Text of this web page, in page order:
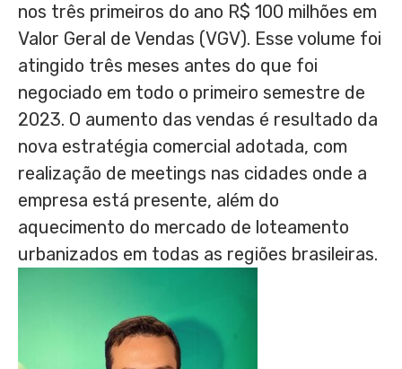
nos três primeiros do ano R$ 100 milhões em
Valor Geral de Vendas (VGV). Esse volume foi
atingido três meses antes do que foi
negociado em todo o primeiro semestre de
2023. O aumento das vendas é resultado da
nova estratégia comercial adotada, com
realização de meetings nas cidades onde a
empresa está presente, além do
aquecimento do mercado de loteamento
urbanizados em todas as regiões brasileiras.